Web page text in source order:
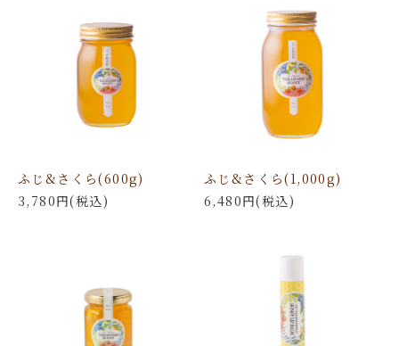
ふじ&さくら(600g)
3,780円(税込)
ふじ&さくら(1,000g)
6,480円(税込)